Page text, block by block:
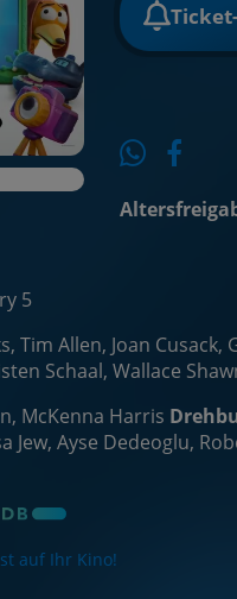
5
Tim Allen, Joan
Schaal, Wallace
McKenna Harris
Jew, Ayse Dedeoglu,
auf Ihr Kino!